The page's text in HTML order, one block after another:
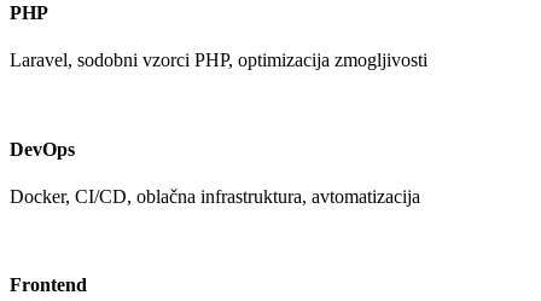
PHP
Laravel, sodobni vzorci PHP, optimizacija zmogljivosti
DevOps
Docker, CI/CD, oblačna infrastruktura, avtomatizacija
Frontend